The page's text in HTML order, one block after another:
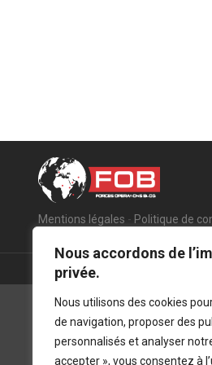
Nous accordons de
privée.
Nous utilisons des cookies
de navigation, proposer des
personnalisés et analyser
accepter », vous consentez à
Mentions légales - Politique de